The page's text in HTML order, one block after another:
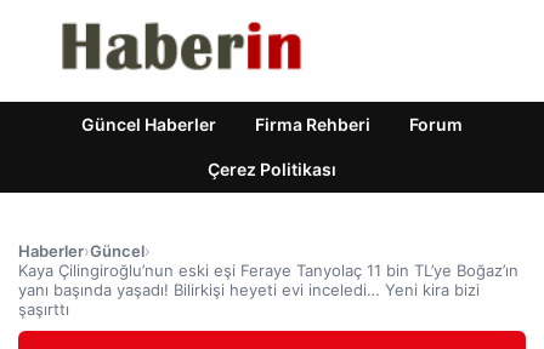
Güncel Haberler Firma Rehberi Forum
Çerez Politikası
Haberler›Güncel›
Kaya Çilingiroğlu’nun eski eşi Feraye Tanyolaç 11 bin TL’ye Boğaz’ın
yanı başında yaşadı! Bilirkişi heyeti evi inceledi… Yeni kira bizi
şaşırttı